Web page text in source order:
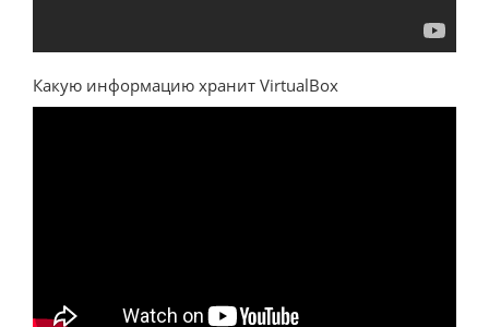
Какую информацию хранит VirtualBox